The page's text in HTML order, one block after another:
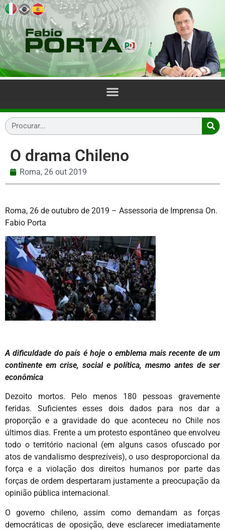
O drama Chileno
Roma, 26 out 2019
Roma, 26 de outubro de 2019 – Assessoria de Imprensa On.
Fabio Porta
A dificuldade do país é hoje o emblema mais recente de um
continente em crise, social e política, mesmo antes de ser
econômica
Dezoito mortos. Pelo menos 180 pessoas gravemente
feridas. Suficientes esses dois dados para nos dar a
proporção e a gravidade do que aconteceu no Chile nos
últimos dias. Frente a um protesto espontâneo que envolveu
todo o território nacional (em alguns casos ofuscado por
atos de vandalismo desprezíveis), o uso desproporcional da
força e a violação dos direitos humanos por parte das
forças de ordem despertaram justamente a preocupação da
opinião pública internacional.
O governo chileno, assim como demandam as forças
democráticas de oposição, deve esclarecer imediatamente